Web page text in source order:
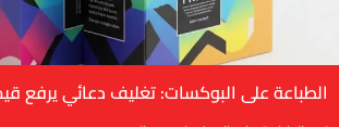
الطباعة على البوكسات: تغليف دعائي يرفع